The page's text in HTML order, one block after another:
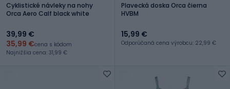
Cyklistické návleky na nohy
Orca Aero Calf black white
39,99 €
35,99 €cena s kódom
Najnižšia cena: 31,99 €
Plavecká doska Orca čierna
HVBM
15,99 €
Odporúčaná cena výrobcu: 22,99 €